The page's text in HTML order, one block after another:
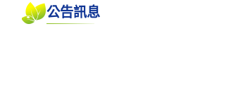
公告訊息